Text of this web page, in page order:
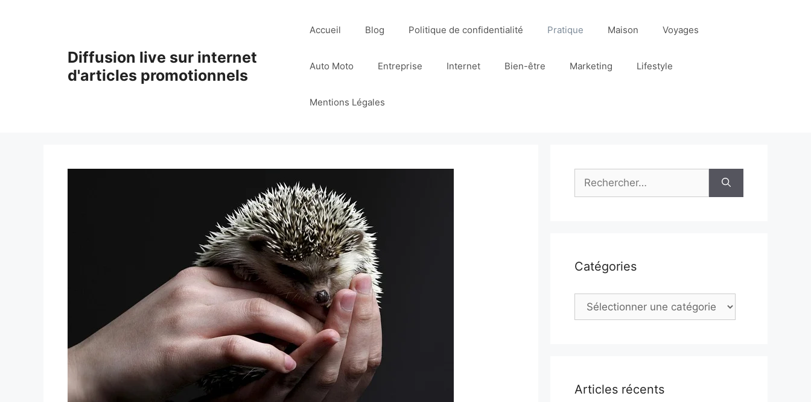
Diffusion live sur internet
d'articles promotionnels
Accueil Blog Politique de confidentialité Pratique Maison Voyages
Auto Moto Entreprise Internet Bien-être Marketing Lifestyle
Mentions Légales
Rechercher :
Catégories
Catégories
Articles récents